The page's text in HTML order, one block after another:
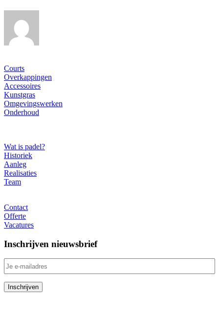
Courts
Overkappingen
Accessoires
Kunstgras
Omgevingswerken
Onderhoud
Wat is padel?
Historiek
Aanleg
Realisaties
Team
Contact
Offerte
Vacatures
Inschrijven nieuwsbrief